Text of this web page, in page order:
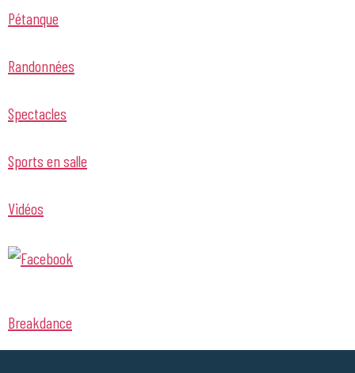
Pétanque
Randonnées
Spectacles
Sports en salle
Vidéos
Breakdance